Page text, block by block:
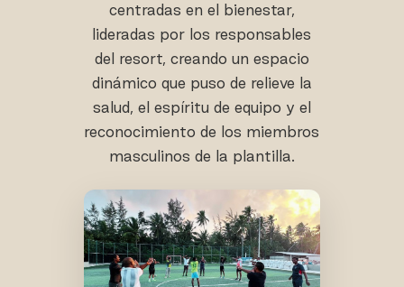
centradas en el bienestar,
lideradas por los responsables
del resort, creando un espacio
dinámico que puso de relieve la
salud, el espíritu de equipo y el
reconocimiento de los miembros
masculinos de la plantilla.